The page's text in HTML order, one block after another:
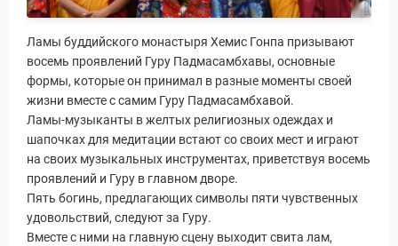
Ламы буддийского монастыря Хемис Гонпа призывают
восемь проявлений Гуру Падмасамбхавы, основные
формы, которые он принимал в разные моменты своей
жизни вместе с самим Гуру Падмасамбхавой.
Ламы-музыканты в желтых религиозных одеждах и
шапочках для медитации встают со своих мест и играют
на своих музыкальных инструментах, приветствуя восемь
проявлений и Гуру в главном дворе.
Пять богинь, предлагающих символы пяти чувственных
удовольствий, следуют за Гуру.
Вместе с ними на главную сцену выходит свита лам,